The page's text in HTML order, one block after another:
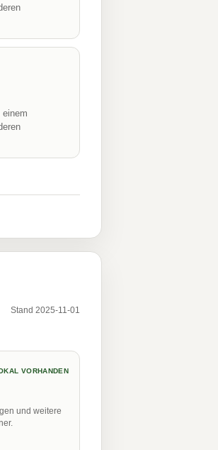
Stand 2025-11-01
VORHANDEN
und weitere